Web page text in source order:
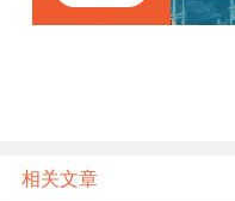
章
相关文章